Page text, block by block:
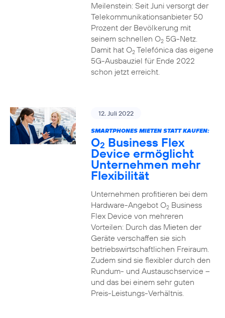
Meilenstein: Seit Juni versorgt der
Telekommunikationsanbieter 50
Prozent der Bevölkerung mit
seinem schnellen O25G-Netz.
Damit hat O2Telefónica das eigene
5G-Ausbauziel für Ende 2022
schon jetzt erreicht.
12. Juli 2022
SMARTPHONES MIETEN STATT KAUFEN:
O2 Business Flex
Device ermöglicht
Unternehmen mehr
Flexibilität
Unternehmen profitieren bei dem
Hardware-Angebot O2Business
Flex Device von mehreren
Vorteilen: Durch das Mieten der
Geräte verschaffen sie sich
betriebswirtschaftlichen Freiraum.
Zudem sind sie flexibler durch den
Rundum- und Austauschservice –
und das bei einem sehr guten
Preis-Leistungs-Verhältnis.